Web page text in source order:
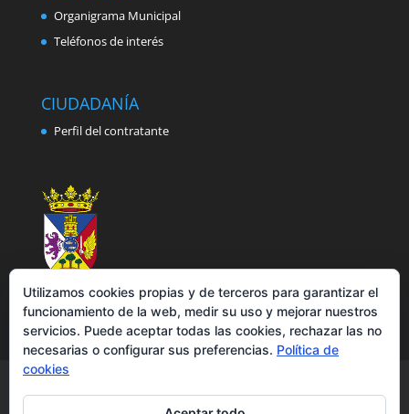
Organigrama Municipal
Teléfonos de interés
CIUDADANÍA
Perfil del contratante
Política de cookies
Accesibilidad
Utilizamos cookies propias y de terceros para garantizar el
funcionamiento de la web, medir su uso y mejorar nuestros
servicios. Puede aceptar todas las cookies, rechazar las no
necesarias o configurar sus preferencias. Política de
cookies